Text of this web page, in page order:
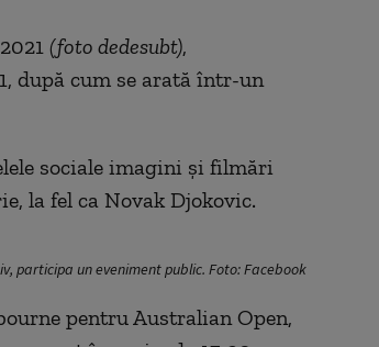
(foto dedesubt),
după cum se arată într-un
sociale imagini și filmări
la fel ca Novak Djokovic.
participa un eveniment public. Foto: Facebook
pentru Australian Open,